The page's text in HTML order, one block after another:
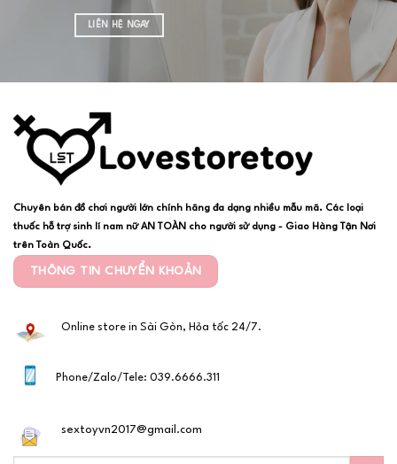
LIÊN HỆ NGAY
Chuyên bán đồ chơi người lớn chính hãng đa dạng nhiều mẫu mã. Các loại
thuốc hỗ trợ sinh lí nam nữ AN TOÀN cho người sử dụng - Giao Hàng Tận Nơi
trên Toàn Quốc.
THÔNG TIN CHUYỂN KHOẢN
Online store in Sài Gòn, Hỏa tốc 24/7.
Phone/Zalo/Tele: 039.6666.311
sextoyvn2017@gmail.com